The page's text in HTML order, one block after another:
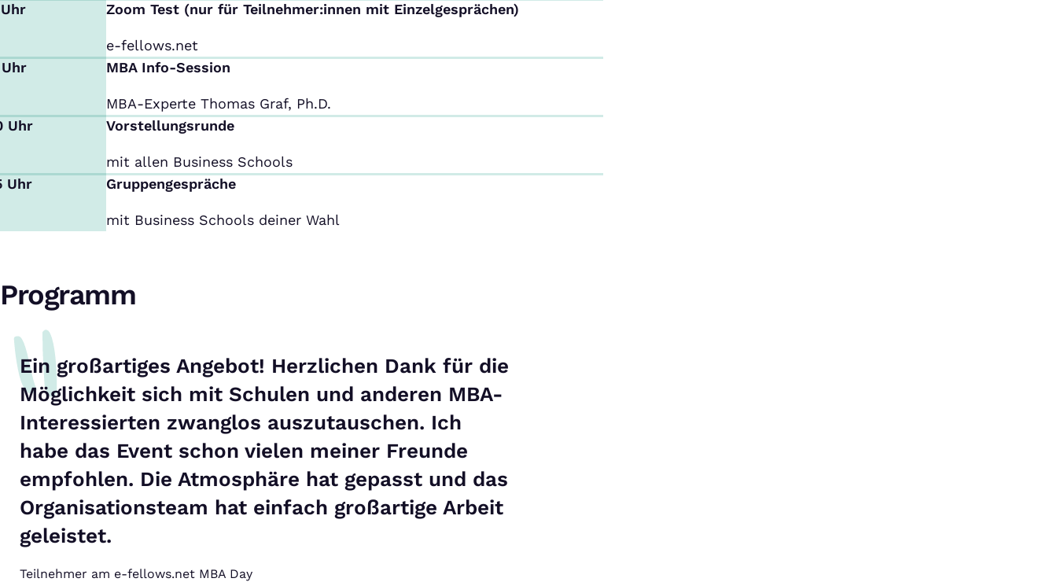
Zoom Test (nur für Teilnehmer:innen mit Einzelgesprächen)
e-fellows.net
MBA Info-Session
MBA-Experte Thomas Graf, Ph.D.
Uhr
Vorstellungsrunde
mit allen Business Schools
Uhr
Gruppengespräche
mit Business Schools deiner Wahl
Programm
Ein großartiges Angebot! Herzlichen Dank für die
Möglichkeit sich mit Schulen und anderen MBA-
Interessierten zwanglos auszutauschen. Ich
habe das Event schon vielen meiner Freunde
empfohlen. Die Atmosphäre hat gepasst und das
Organisationsteam hat einfach großartige Arbeit
geleistet.
Teilnehmer am e-fellows.net MBA Day